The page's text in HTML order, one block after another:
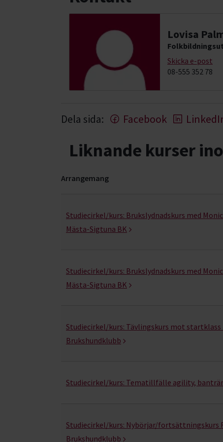
Lovisa
Skicka e-post
08-555 352 78
Dela sida: Facebook
Liknande kurser
Arrangemang
Studiecirkel/kurs: Brukslydnadskurs med
Mästa-Sigtuna BK
Studiecirkel/kurs: Brukslydnadskurs med
Mästa-Sigtuna BK
Studiecirkel/kurs: Tävlingskurs mot startklass
Brukshundklubb
Studiecirkel/kurs: Tematillfälle agility,
Studiecirkel/kurs: Nybörjar/fortsättningskurs
Brukshundklubb